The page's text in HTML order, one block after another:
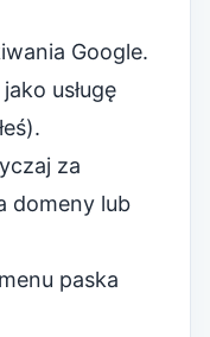
Google.
usługę
za
domeny lub
paska